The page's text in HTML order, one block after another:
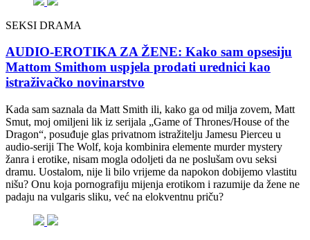
SEKSI DRAMA
AUDIO-EROTIKA ZA ŽENE: Kako sam opsesiju
Mattom Smithom uspjela prodati urednici kao
istraživačko novinarstvo
Kada sam saznala da Matt Smith ili, kako ga od milja zovem, Matt
Smut, moj omiljeni lik iz serijala „Game of Thrones/House of the
Dragon“, posuđuje glas privatnom istražitelju Jamesu Pierceu u
audio-seriji The Wolf, koja kombinira elemente murder mystery
žanra i erotike, nisam mogla odoljeti da ne poslušam ovu seksi
dramu. Uostalom, nije li bilo vrijeme da napokon dobijemo vlastitu
nišu? Onu koja pornografiju mijenja erotikom i razumije da žene ne
padaju na vulgaris sliku, već na elokventnu priču?